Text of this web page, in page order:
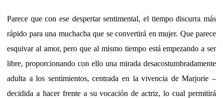
Parece que con ese despertar sentimental, el tiempo discurra más
rápido para una muchacha que se convertirá en mujer. Que parece
esquivar al amor, pero que al mismo tiempo está empezando a ser
libre, proporcionando con ello una mirada desacostumbradamente
adulta a los sentimientos, centrada en la vivencia de Marjorie –
decidida a hacer frente a su vocación de actriz, lo cual permitirá